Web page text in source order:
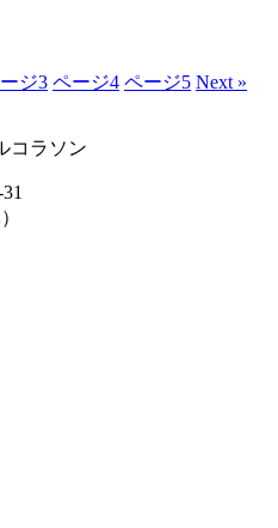
ジ3 ページ4 ページ5 Next »
コラソン